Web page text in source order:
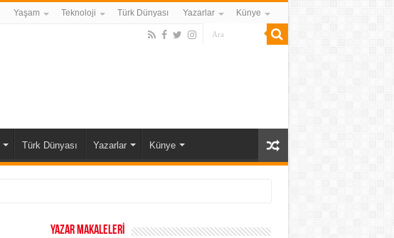
Yaşam Teknoloji Türk Dünyası Yazarlar Künye
Türk Dünyası Yazarlar Künye
YAZAR MAKALELERİ